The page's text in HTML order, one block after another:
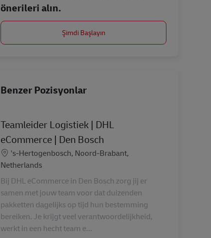
önerileri alın.
Şimdi Başlayın
Benzer Pozisyonlar
Teamleider Logistiek | DHL
eCommerce | Den Bosch
Konum
's-Hertogenbosch, Noord-Brabant,
Netherlands
Bij DHL eCommerce in Den Bosch zorg jij er
samen met jouw team voor dat duizenden
pakketten dagelijks op tijd hun bestemming
bereiken. Je krijgt veel verantwoordelijkheid,
werkt in een hecht team e...